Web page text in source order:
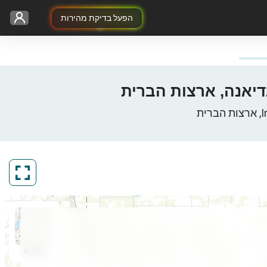
הפעל בדיקת מהירות